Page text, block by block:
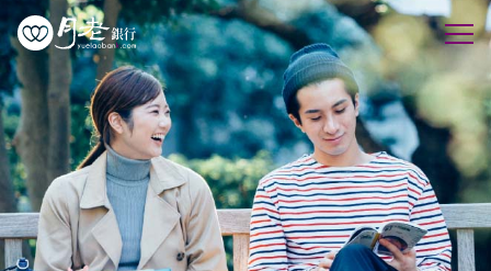
優質會員
行動交友
聯誼活動